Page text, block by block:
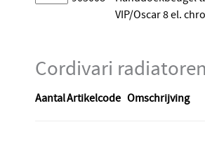
VIP/Oscar 8 el.
Cordivari radiatoren
AantalArtikelcode Omschrijving